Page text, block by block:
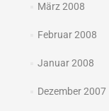
März 2008
Februar 2008
Januar 2008
Dezember 2007